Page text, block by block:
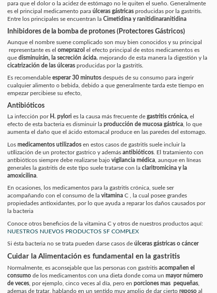
para que el dolor o la acidez de estómago no le quiten el sueño. Generalmente
es el principal medicamento para úlceras gástricas producidas por la gastritis.
Entre los principales se encuentran la Cimetidina y ranitidinaranitidina
Inhibidores de la bomba de protones (Protectores Gástricos)
Aunque el nombre suene complicado son muy bien conocidos y su principal
representante es el omeprazol el efecto principal de estos medicamentos es
que disminuirán, la secreción ácida. mejorando de esta manera la digestión y la
cicatrización de las úlceras producidas por la gastritis.
Es recomendable esperar 30 minutos después de su consumo para ingerir
cualquier alimento o bebida, debido a que generalmente tarda este tiempo en
empezar percibiese su efecto,
Antibióticos
La infección por H. pylori es la causa más frecuente de gastritis crónica, el
efecto de esta bacteria es disminuir la producción de mucosa gástrica
lo que
aumenta el daño que el ácido estomacal produce en las paredes del estomago.
Los medicamentos utilizados en estos casos de gastritis suele incluir la
utilización de un protector gastrico y además antibióticos . El tratamiento con
antibióticos siempre debe realizarse bajo vigilancia médica , aunque en líneas
generales la gastritis de este tipo suele tratarse con la claritromicina y la
amoxicilina
En ocasiones, los medicamentos para la gastritis crónica, suele ser
acompañando con el consumo de la vitamina C , la cual posee grandes
propiedades antioxidantes, por lo que ayuda a reparar los daños causados por
la bacteria
Conoce otros beneficios de la vitamina C y otros de nuestros productos aquí:
NUESTROS NUEVOS PRODUCTOS SF COMPLEX
Si ésta bacteria no se trata pueden darse casos de úlceras gástricas o cáncer
Cuidar la Alimentación es fundamental en la gastritis
Normalmente, es aconsejable que las personas con gastritis acompañen el
consumo de los medicamentos con una dieta donde coma un mayor número
de veces por ejemplo, cinco veces al día, pero en porciones mas pequeñas
ademas de tratar, hablando en un sentido muy amplio de dar cierto reposo al